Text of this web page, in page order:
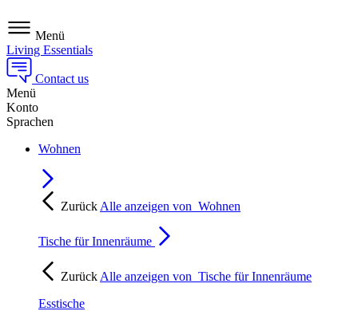
Menü
Living Essentials
Contact us
Menü
Konto
Sprachen
Wohnen
Zurück Alle anzeigen von Wohnen
Tische für Innenräume
Zurück Alle anzeigen von Tische für Innenräume
Esstische